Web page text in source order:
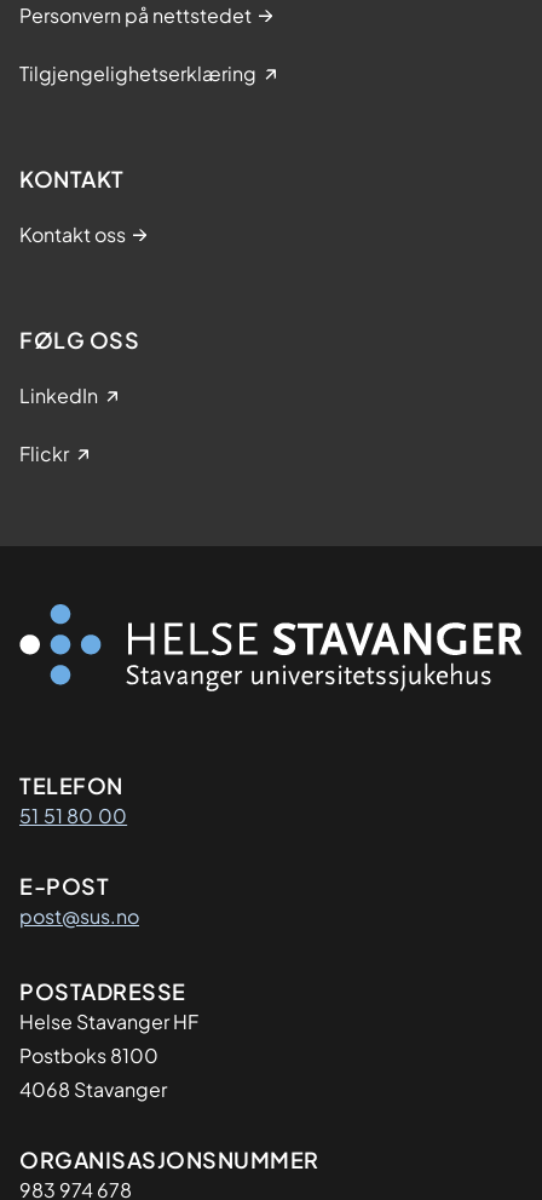
Personvern på nettstedet
Tilgjengelighetserklæring
KONTAKT
Kontakt oss
FØLG OSS
LinkedIn
Flickr
Kontaktinformasjon
TELEFON
51 51 80 00
E-POST
post@sus.no
Adresse
POSTADRESSE
Helse Stavanger HF
Postboks 8100
4068 Stavanger
Organisasjon
ORGANISASJONSNUMMER
983 974 678